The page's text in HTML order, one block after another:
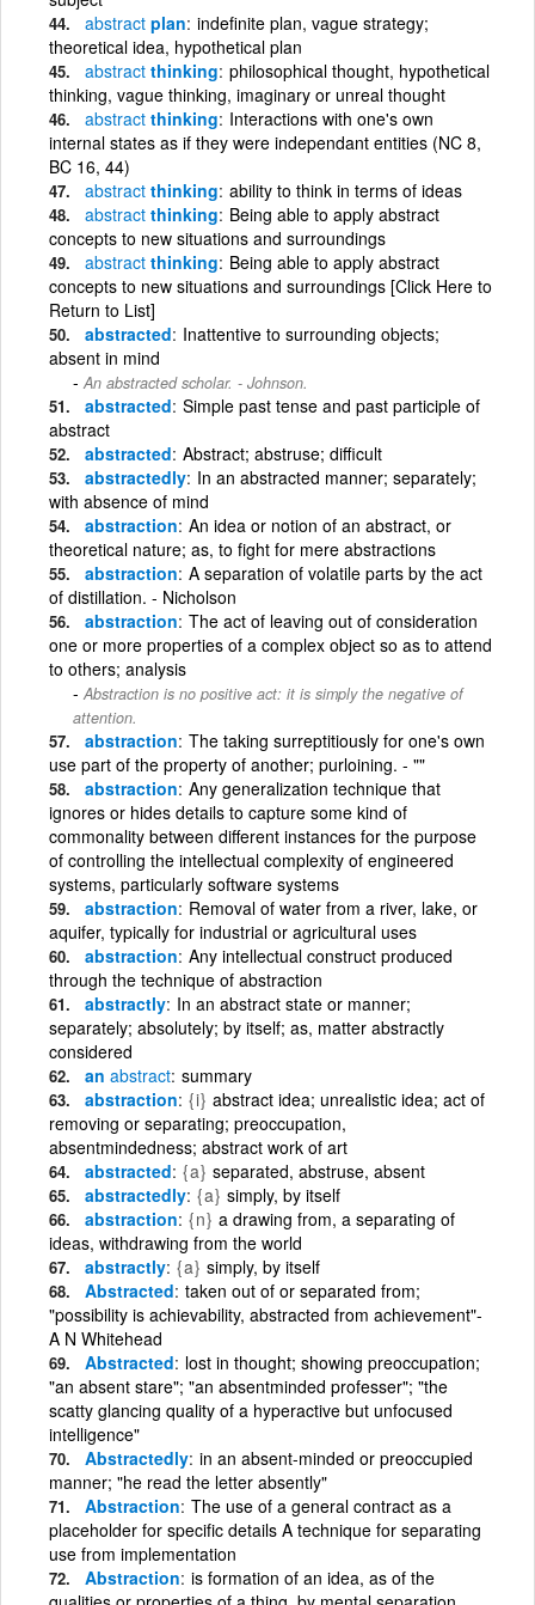
abstract plan indefinite plan, vague strategy;
theoretical idea, hypothetical plan
abstract thinking philosophical thought, hypothetical
thinking, vague thinking, imaginary or unreal thought
abstract thinking Interactions with one's own
internal states as if they were independant entities (NC 8,
BC 16, 44)
abstract thinking ability to think in terms of ideas
abstract thinking Being able to apply abstract
concepts to new situations and surroundings
abstract thinking Being able to apply abstract
concepts to new situations and surroundings [Click Here to
Return to List]
abstracted Inattentive to surrounding objects;
absent in mind
An abstracted scholar. - Johnson.
abstracted Simple past tense and past participle of
abstract
abstracted Abstract; abstruse; difficult
abstractedly In an abstracted manner; separately;
with absence of mind
abstraction An idea or notion of an abstract, or
theoretical nature; as, to fight for mere abstractions
abstraction A separation of volatile parts by the act
of distillation. - Nicholson
abstraction The act of leaving out of consideration
one or more properties of a complex object so as to attend
to others; analysis
Abstraction is no positive act: it is simply the negative of
attention.
abstraction The taking surreptitiously for one's own
use part of the property of another; purloining. - ""
abstraction Any generalization technique that
ignores or hides details to capture some kind of
commonality between different instances for the purpose
of controlling the intellectual complexity of engineered
systems, particularly software systems
abstraction Removal of water from a river, lake, or
aquifer, typically for industrial or agricultural uses
abstraction Any intellectual construct produced
through the technique of abstraction
abstractly In an abstract state or manner;
separately; absolutely; by itself; as, matter abstractly
considered
an abstract summary
abstraction {i} abstract idea; unrealistic idea; act of
removing or separating; preoccupation,
absentmindedness; abstract work of art
abstracted {a} separated, abstruse, absent
abstractedly {a} simply, by itself
abstraction {n} a drawing from, a separating of
ideas, withdrawing from the world
abstractly {a} simply, by itself
Abstracted taken out of or separated from;
"possibility is achievability, abstracted from achievement"-
A N Whitehead
Abstracted lost in thought; showing preoccupation;
"an absent stare"; "an absentminded professer"; "the
scatty glancing quality of a hyperactive but unfocused
intelligence"
Abstractedly in an absent-minded or preoccupied
manner; "he read the letter absently"
Abstraction The use of a general contract as a
placeholder for specific details A technique for separating
use from implementation
Abstraction is formation of an idea, as of the